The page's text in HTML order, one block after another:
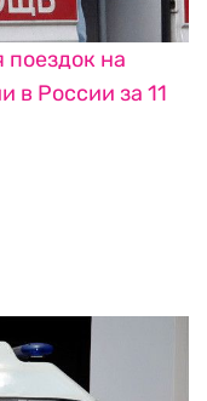
поездок на
в России за 11